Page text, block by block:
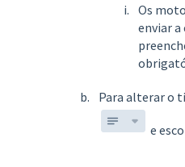
Os
enviar
Para alterar o
e